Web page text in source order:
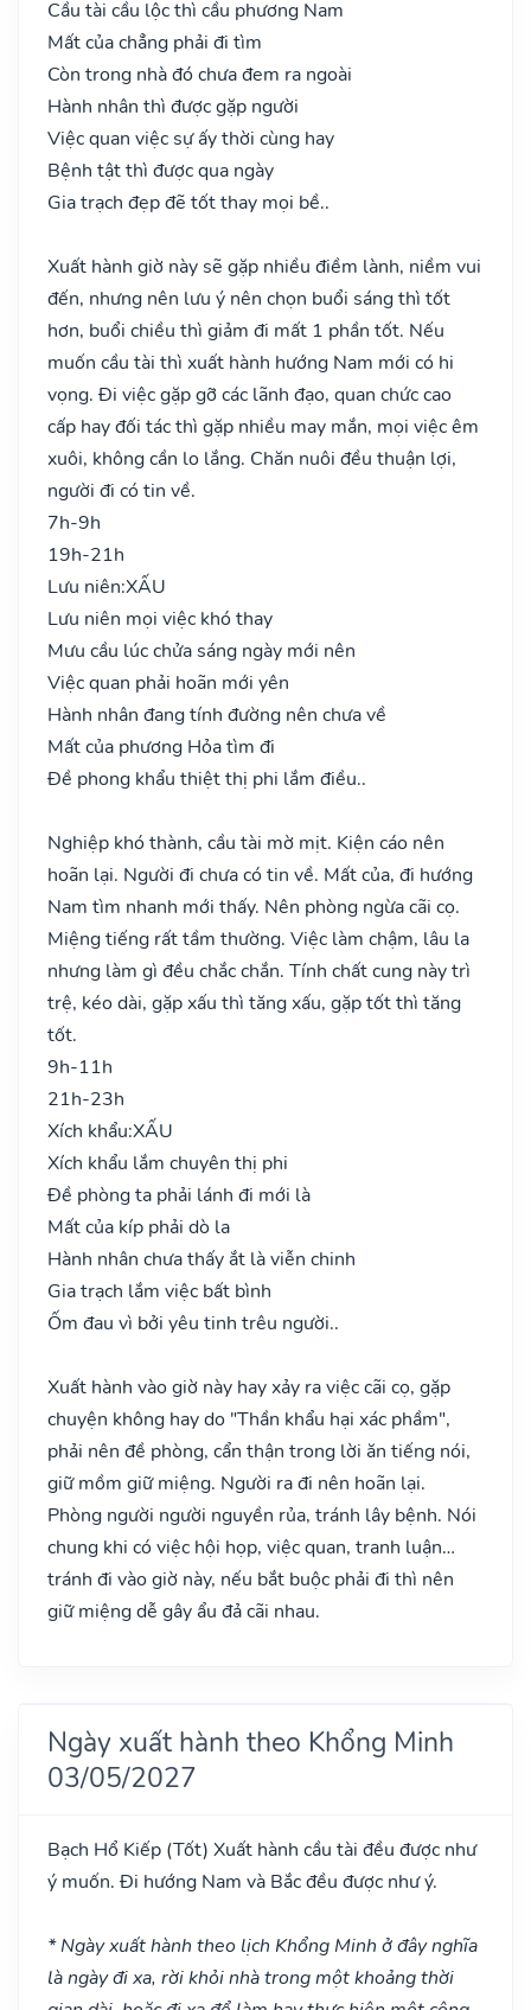
Cầu tài cầu lộc thì cầu phương Nam
Mất của chẳng phải đi tìm
Còn trong nhà đó chưa đem ra ngoài
Hành nhân thì được gặp người
Việc quan việc sự ấy thời cùng hay
Bệnh tật thì được qua ngày
Gia trạch đẹp đẽ tốt thay mọi bề..
Xuất hành giờ này sẽ gặp nhiều điềm lành, niềm vui
đến, nhưng nên lưu ý nên chọn buổi sáng thì tốt
hơn, buổi chiều thì giảm đi mất 1 phần tốt. Nếu
muốn cầu tài thì xuất hành hướng Nam mới có hi
vọng. Đi việc gặp gỡ các lãnh đạo, quan chức cao
cấp hay đối tác thì gặp nhiều may mắn, mọi việc êm
xuôi, không cần lo lắng. Chăn nuôi đều thuận lợi,
người đi có tin về.
7h-9h
19h-21h
Lưu niên:XẤU
Lưu niên mọi việc khó thay
Mưu cầu lúc chửa sáng ngày mới nên
Việc quan phải hoãn mới yên
Hành nhân đang tính đường nên chưa về
Mất của phương Hỏa tìm đi
Đề phong khẩu thiệt thị phi lắm điều..
Nghiệp khó thành, cầu tài mờ mịt. Kiện cáo nên
hoãn lại. Người đi chưa có tin về. Mất của, đi hướng
Nam tìm nhanh mới thấy. Nên phòng ngừa cãi cọ.
Miệng tiếng rất tầm thường. Việc làm chậm, lâu la
nhưng làm gì đều chắc chắn. Tính chất cung này trì
trệ, kéo dài, gặp xấu thì tăng xấu, gặp tốt thì tăng
tốt.
9h-11h
21h-23h
Xích khẩu:XẤU
Xích khẩu lắm chuyên thị phi
Đề phòng ta phải lánh đi mới là
Mất của kíp phải dò la
Hành nhân chưa thấy ắt là viễn chinh
Gia trạch lắm việc bất bình
Ốm đau vì bởi yêu tinh trêu người..
Xuất hành vào giờ này hay xảy ra việc cãi cọ, gặp
chuyện không hay do "Thần khẩu hại xác phầm",
phải nên đề phòng, cẩn thận trong lời ăn tiếng nói,
giữ mồm giữ miệng. Người ra đi nên hoãn lại.
Phòng người người nguyền rủa, tránh lây bệnh. Nói
chung khi có việc hội họp, việc quan, tranh luận…
tránh đi vào giờ này, nếu bắt buộc phải đi thì nên
giữ miệng dễ gây ẩu đả cãi nhau.
Ngày xuất hành theo Khổng Minh
03/05/2027
Bạch Hổ Kiếp (Tốt) Xuất hành cầu tài đều được như
ý muốn. Đi hướng Nam và Bắc đều được như ý.
* Ngày xuất hành theo lịch Khổng Minh ở đây nghĩa
là ngày đi xa, rời khỏi nhà trong một khoảng thời